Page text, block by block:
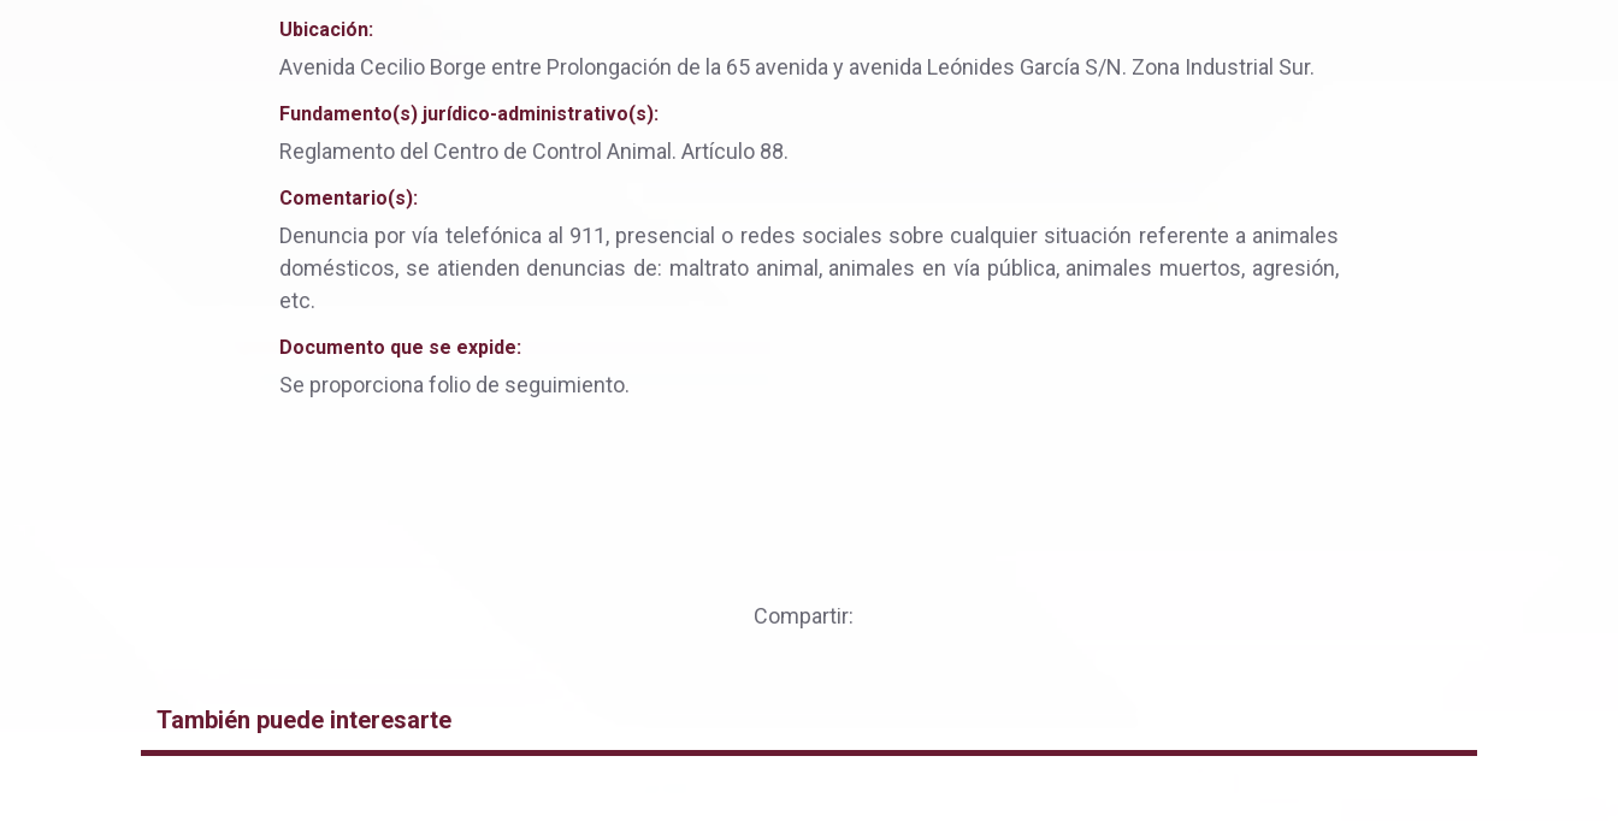
Ubicación:
Avenida Cecilio Borge entre Prolongación de la 65 avenida y avenida Leónides García S/N. Zona Industrial Sur.
Fundamento(s) jurídico-administrativo(s):
Reglamento del Centro de Control Animal. Artículo 88.
Comentario(s):
Denuncia por vía telefónica al 911, presencial o redes sociales sobre cualquier situación referente a animales
domésticos, se atienden denuncias de: maltrato animal, animales en vía pública, animales muertos, agresión,
etc.
Documento que se expide:
Se proporciona folio de seguimiento.
Compartir:
También puede interesarte